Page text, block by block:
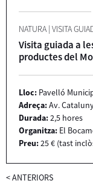
NATURA | VISITA
Visita guiada a
productes del
Lloc: Pavelló
Adreça:Av.
Durada:2,5 hores
Organitza: El
Preu:25 € (tast
<ANTERIORS